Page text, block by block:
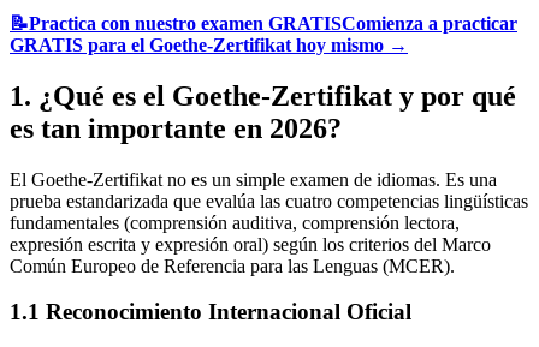
📝Practica con nuestro examen GRATISComienza a practicar
GRATIS para el Goethe-Zertifikat hoy mismo →
1. ¿Qué es el Goethe-Zertifikat y por qué
es tan importante en 2026?
El Goethe-Zertifikat no es un simple examen de idiomas. Es una
prueba estandarizada que evalúa las cuatro competencias lingüísticas
fundamentales (comprensión auditiva, comprensión lectora,
expresión escrita y expresión oral) según los criterios del Marco
Común Europeo de Referencia para las Lenguas (MCER).
1.1 Reconocimiento Internacional Oficial